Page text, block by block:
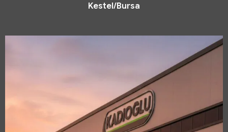
Kestel/Bursa